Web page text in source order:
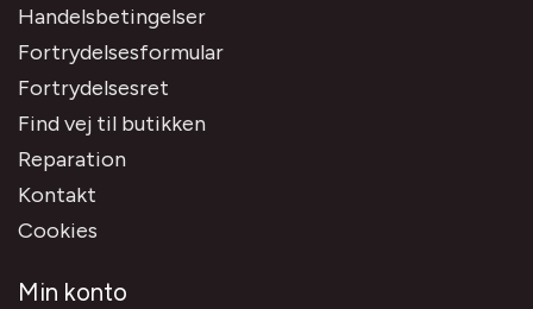
Handelsbetingelser
Fortrydelsesformular
Fortrydelsesret
Find vej til butikken
Reparation
Kontakt
Cookies
Min konto